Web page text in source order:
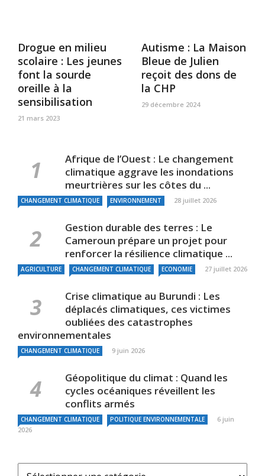
Drogue en milieu
scolaire : Les jeunes
font la sourde
oreille à la
sensibilisation
21 mars 2023
Autisme : La Maison
Bleue de Julien
reçoit des dons de
la CHP
29 décembre 2024
Afrique de l’Ouest : Le changement
climatique aggrave les inondations
meurtrières sur les côtes du ...
CHANGEMENT CLIMATIQUE ENVIRONNEMENT 28 juillet 2026
Gestion durable des terres : Le
Cameroun prépare un projet pour
renforcer la résilience climatique ...
AGRICULTURE CHANGEMENT CLIMATIQUE ECONOMIE 27 juillet 2026
Crise climatique au Burundi : Les
déplacés climatiques, ces victimes
oubliées des catastrophes
environnementales
CHANGEMENT CLIMATIQUE 9 juin 2026
Géopolitique du climat : Quand les
cycles océaniques réveillent les
conflits armés
CHANGEMENT CLIMATIQUE POLITIQUE ENVIRONNEMENTALE
6 juin
2026